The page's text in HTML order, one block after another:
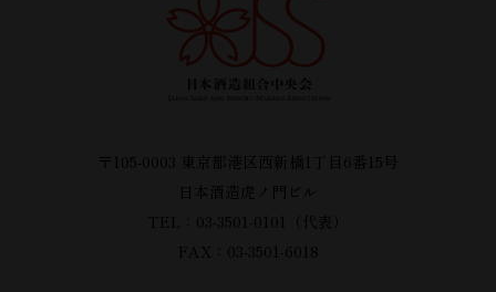
〒105-0003 東京都港区西新橋1丁目6番15号
日本酒造虎ノ門ビル
TEL：03-3501-0101（代表）
FAX：03-3501-6018